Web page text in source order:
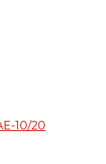
10/20